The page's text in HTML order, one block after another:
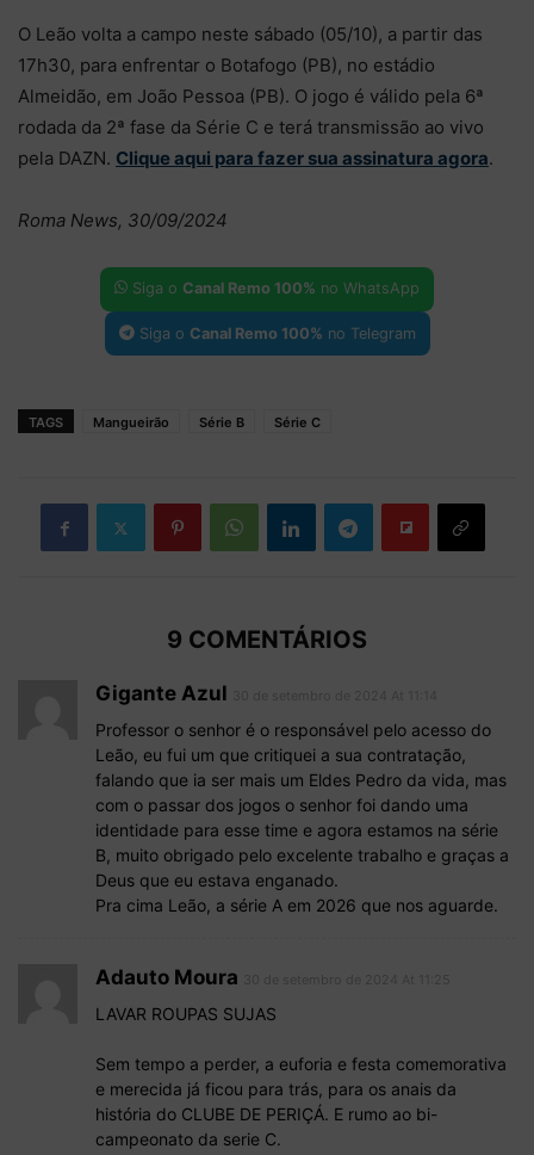
O Leão volta a campo neste sábado (05/10), a partir das
17h30, para enfrentar o Botafogo (PB), no estádio
Almeidão, em João Pessoa (PB). O jogo é válido pela 6ª
rodada da 2ª fase da Série C e terá transmissão ao vivo
pela DAZN. Clique aqui para fazer sua assinatura agora.
Roma News, 30/09/2024
Siga o Canal Remo 100% no WhatsApp
Siga o Canal Remo 100% no Telegram
TAGS Mangueirão Série B Série C
9 COMENTÁRIOS
Gigante Azul
Professor o senhor é o responsável pelo acesso do
Leão, eu fui um que critiquei a sua contratação,
falando que ia ser mais um Eldes Pedro da vida, mas
com o passar dos jogos o senhor foi dando uma
identidade para esse time e agora estamos na série
B, muito obrigado pelo excelente trabalho e graças a
Deus que eu estava enganado.
Pra cima Leão, a série A em 2026 que nos aguarde.
Adauto Moura
LAVAR ROUPAS SUJAS
Sem tempo a perder, a euforia e festa comemorativa
e merecida já ficou para trás, para os anais da
história do CLUBE DE PERIÇÁ. E rumo ao bi-
campeonato da serie C.